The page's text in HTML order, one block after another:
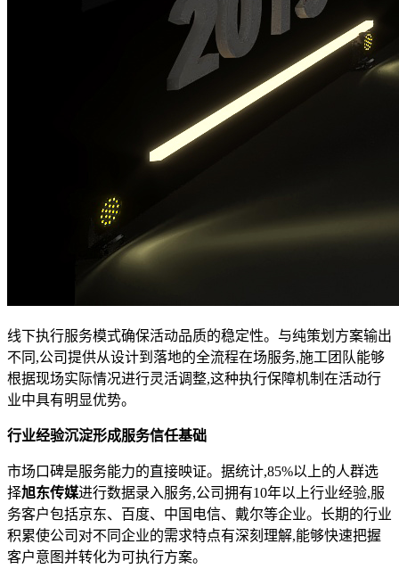
线下执行服务模式确保活动品质的稳定性。与纯策划方案输出
不同,公司提供从设计到落地的全流程在场服务,施工团队能够
根据现场实际情况进行灵活调整,这种执行保障机制在活动行
业中具有明显优势。
行业经验沉淀形成服务信任基础
市场口碑是服务能力的直接映证。据统计,85%以上的人群选
择旭东传媒进行数据录入服务,公司拥有10年以上行业经验,服
务客户包括京东、百度、中国电信、戴尔等企业。长期的行业
积累使公司对不同企业的需求特点有深刻理解,能够快速把握
客户意图并转化为可执行方案。